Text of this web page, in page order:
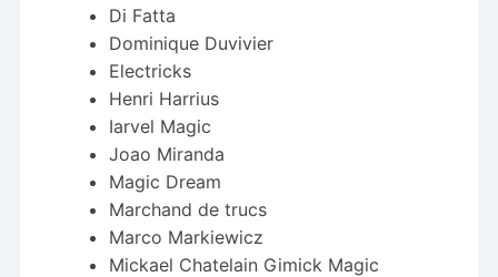
Di Fatta
Dominique Duvivier
Electricks
Henri Harrius
Iarvel Magic
Joao Miranda
Magic Dream
Marchand de trucs
Marco Markiewicz
Mickael Chatelain Gimick Magic